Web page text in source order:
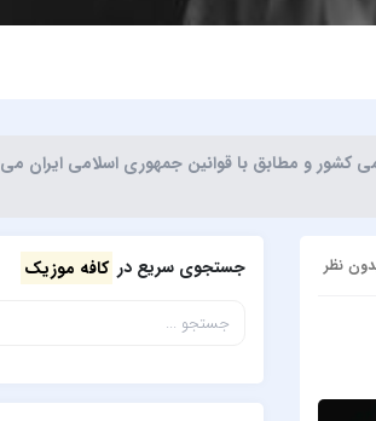
کشور و مطابق با قوانین جمهوری اسلامی ایران می
نظر جستجوی سریع در کافه موزیک